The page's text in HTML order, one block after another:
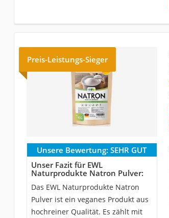
Preis-Leistungs-Sieger
Unsere Bewertung: SEHR GUT
Unser Fazit für EWL
Naturprodukte Natron Pulver:
Das EWL Naturprodukte Natron
Pulver ist ein veganes Produkt aus
hochreiner Qualität. Es zählt mit